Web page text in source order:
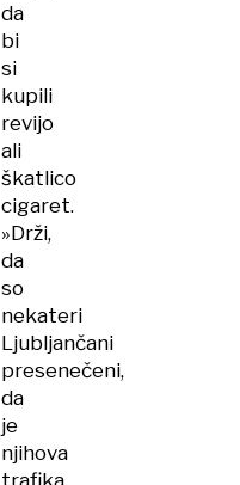
da
bi
si
kupili
revijo
ali
škatlico
cigaret.
»Drži,
da
so
nekateri
Ljubljančani
presenečeni,
da
je
njihova